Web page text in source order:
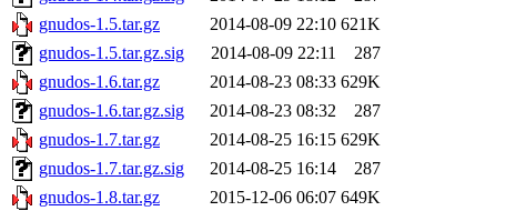
gnudos-1.5.tar.gz
2014-08-09 22:10 621K
gnudos-1.5.tar.gz.sig
2014-08-09 22:11
287
gnudos-1.6.tar.gz
2014-08-23 08:33 629K
gnudos-1.6.tar.gz.sig
2014-08-23 08:32
287
gnudos-1.7.tar.gz
2014-08-25 16:15 629K
gnudos-1.7.tar.gz.sig
2014-08-25 16:14
287
gnudos-1.8.tar.gz
2015-12-06 06:07 649K